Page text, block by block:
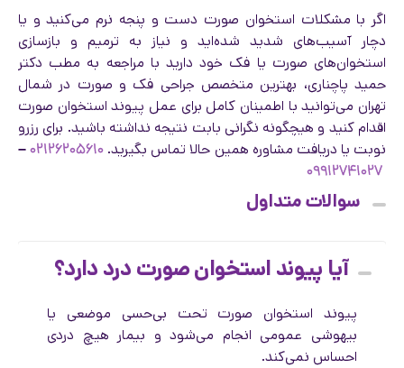
اگر با مشکلات استخوان صورت دست و پنجه نرم می‌کنید و یا
دچار آسیب‌های شدید شده‌اید و نیاز به ترمیم و بازسازی
استخوان‌های صورت یا فک خود دارید با مراجعه به مطب دکتر
حمید پاچناری، بهترین متخصص جراحی فک و صورت در شمال
تهران می‌توانید با اطمینان کامل برای عمل پیوند استخوان صورت
اقدام کنید و هیچگونه نگرانی بابت نتیجه نداشته باشید. برای رزرو
نوبت یا دریافت مشاوره همین حالا تماس بگیرید. ۰۲۱۲۶۲۰۵۶۱۰–
۰۹۹۱۲۷۴۱۰۲۷
سوالات متداول
آیا پیوند استخوان صورت درد دارد؟
پیوند استخوان صورت تحت بی‌حسی موضعی یا
بیهوشی عمومی انجام می‌شود و بیمار هیچ دردی
احساس نمی‌کند.